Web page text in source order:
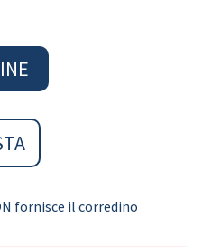
fornisce il corredino